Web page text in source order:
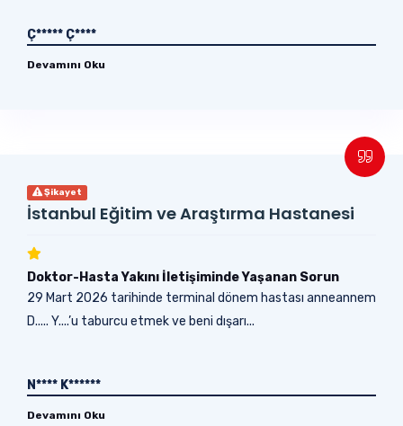
Ç***** Ç****
Devamını Oku
Şikayet
İstanbul Eğitim ve Araştırma Hastanesi
Doktor-Hasta Yakını İletişiminde Yaşanan Sorun
29 Mart 2026 tarihinde terminal dönem hastası anneannem
D..... Y....’u taburcu etmek ve beni dışarı...
N**** K******
Devamını Oku